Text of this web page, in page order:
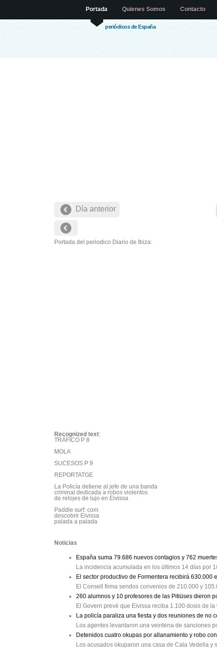
periódicos de España
Portada Quienes Somos Contacto
Día anterior
Portada del periodico Diario de Ibiza:
Recognized text:
TRÁFICO P 8
MOLA
SUCESOS P 9
REPORTATGE
La Policía detiene al jefe de una banda
criminal dedicada a robos violentos
de relojes de lujo en Eivissa
Paddle surf: com
descobrir Eivissa
palada a palada
por las obras y la llegada
de tres cruceros y dos ferris
MIÉRCOLES, 12 DE JUNIO DE 2019  DIRECTORA:
www.diariodeibiza.es
Este diario utiliza
papel reciclado al 80,5%
1,30 EUROS
DECANO DE LA PRENSA MATUTINA BALEAR FUNDADO
VICENT MARÍ
Estudiantes en una de las
aulas del instituto Sa
Colomina durante un examen.
Noticias
España suma 79.686 nuevos contagios y 762
La incidencia acumulada en los últimos 14 días por
El sector productivo de Formentera recibirá 630.000
El Consell firma sendos convenios de 210.000 y
260 alumnos y 10 profesores de las Pitiüses dieron
El Govern prevé que Eivissa reciba 1.100 dosis de
La policía paraliza una fiesta y dos reuniones de no
Los agentes levantaron una veintena de sanciones
Detenidos cuatro okupas por allanamiento y robo
Los acusados okuparon una casa de Cala Vedella